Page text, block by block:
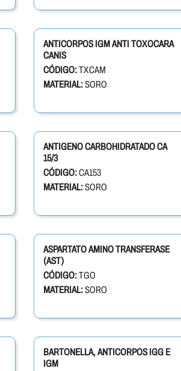
ANTICORPOS IGM ANTI TOXOCARA
CANIS
CÓDIGO:TXCAM
MATERIAL:SORO
ANTIGENO CARBOHIDRATADO CA
15/3
CÓDIGO:CA153
MATERIAL:SORO
ASPARTATO AMINO TRANSFERASE
(AST)
CÓDIGO:TGO
MATERIAL:SORO
BARTONELLA, ANTICORPOS IGG E
IGM